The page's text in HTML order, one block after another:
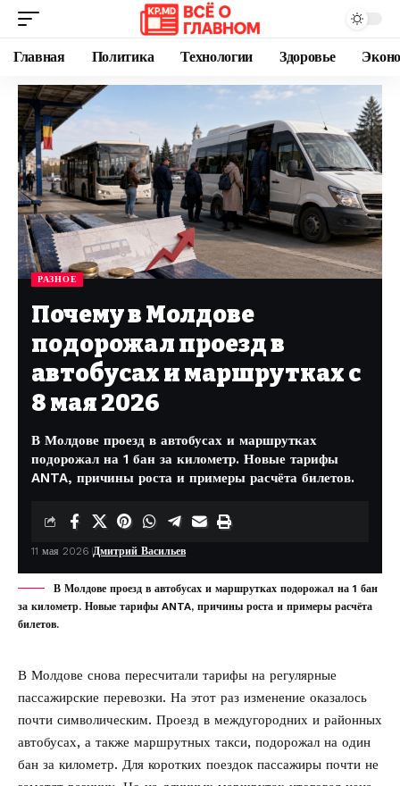
Главная Политика Технологии Здоровье
РАЗНОЕ
Почему в Молдове
подорожал проезд в
автобусах и маршрутках с
8 мая 2026
В Молдове проезд в автобусах и маршрутках
подорожал на 1 бан за километр. Новые тарифы
ANTA, причины роста и примеры расчёта билетов.
11 мая 2026 Дмитрий Васильев
В Молдове проезд в автобусах и маршрутках подорожал на 1 бан
за километр. Новые тарифы ANTA, причины роста и примеры расчёта
билетов.
В Молдове снова пересчитали тарифы на регулярные
пассажирские перевозки. На этот раз изменение оказалось
почти символическим. Проезд в междугородних и районных
автобусах, а также маршрутных такси, подорожал на один
бан за километр. Для коротких поездок пассажиры почти не